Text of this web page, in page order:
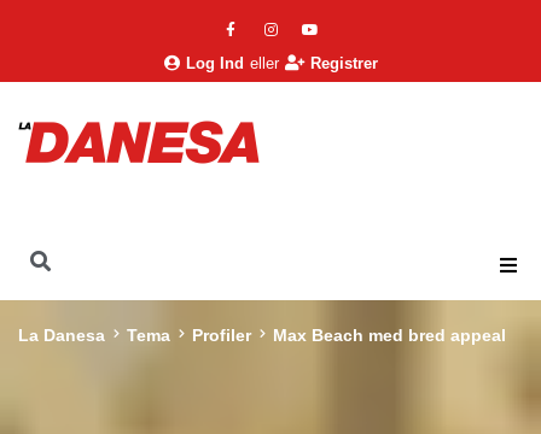
Log Ind eller Registrer
La Danesa Tema Profiler Max Beach med bred appeal